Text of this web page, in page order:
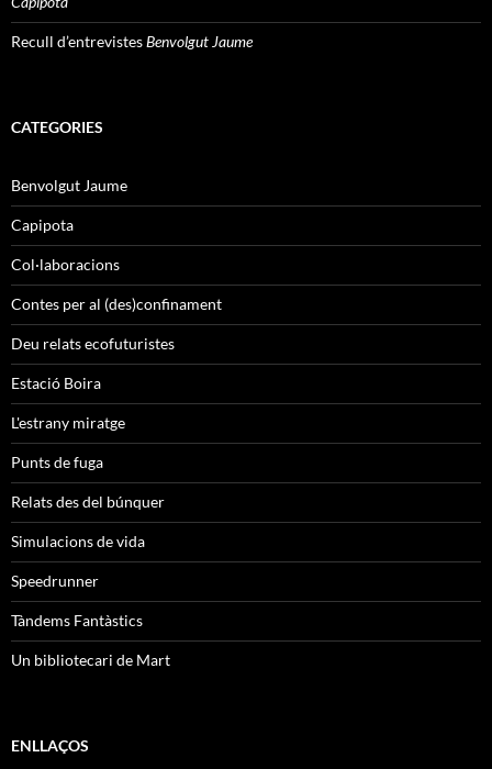
Recull d’entrevistesBenvolgut Jaume
CATEGORIES
Benvolgut Jaume
Capipota
Col·laboracions
Contes per al (des)confinament
Deu relats ecofuturistes
Estació Boira
L'estrany miratge
Punts de fuga
Relats des del búnquer
Simulacions de vida
Speedrunner
Tàndems Fantàstics
Un bibliotecari de Mart
ENLLAÇOS